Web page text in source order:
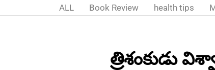
ALL Book Review health tips
త్రిశంకుడు